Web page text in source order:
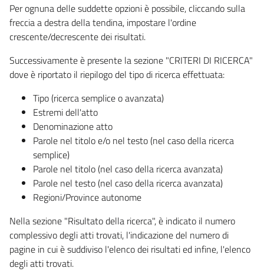
Per ognuna delle suddette opzioni è possibile, cliccando sulla
freccia a destra della tendina, impostare l'ordine
crescente/decrescente dei risultati.
Successivamente è presente la sezione "CRITERI DI RICERCA"
dove è riportato il riepilogo del tipo di ricerca effettuata:
Tipo (ricerca semplice o avanzata)
Estremi dell'atto
Denominazione atto
Parole nel titolo e/o nel testo (nel caso della ricerca
semplice)
Parole nel titolo (nel caso della ricerca avanzata)
Parole nel testo (nel caso della ricerca avanzata)
Regioni/Province autonome
Nella sezione "Risultato della ricerca", è indicato il numero
complessivo degli atti trovati, l'indicazione del numero di
pagine in cui è suddiviso l'elenco dei risultati ed infine, l'elenco
degli atti trovati.